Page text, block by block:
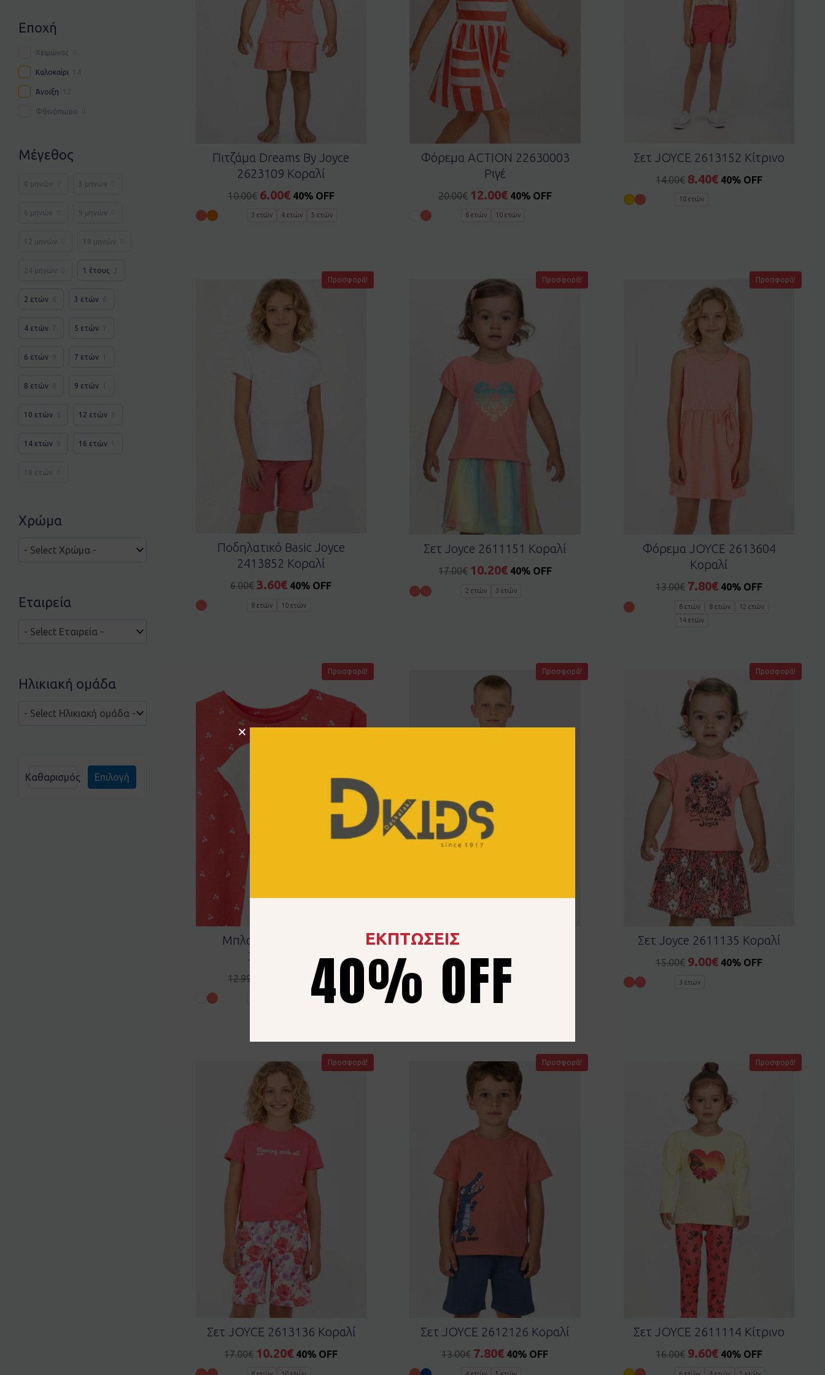
Εποχή
Χειμώνας
Καλοκαίρι
Άνοιξη
Φθινόπωρο
Μέγεθος
0 μηνών 3 μηνών
6 μηνών 9 μηνών
12 μηνών 18 μηνών
24 μηνών 1 έτους
2 ετών 3 ετών
4 ετών 5 ετών
6 ετών 7 ετών
8 ετών 9 ετών
10 ετών 12 ετών
14 ετών 16 ετών
18 ετών
Χρώμα
Εταιρεία
Ηλικιακή ομάδα
Επιλογή
Καθαρισμός
Πιτζάμα Dreams By Joyce
2623109 Κοραλί
10.00€ 6.00€ 40% OFF
3 ετών 4 ετών 5 ετών
Φόρεμα ACTION 22630003
Ριγέ
20.00€ 12.00€ 40% OFF
6 ετών 10 ετών
Σετ JOYCE 2613152 Κίτρινο
14.00€ 8.40€ 40% OFF
10 ετών
Προσφορά!
Ποδηλατικό Basic Joyce
2413852 Κοραλί
6.00€ 3.60€ 40% OFF
8 ετών 10 ετών
Προσφορά!
Σετ Joyce 2611151 Κοραλί
17.00€ 10.20€ 40% OFF
2 ετών 3 ετών
Προσφορά!
Φόρεμα JOYCE 2613604
Κοραλί
13.00€ 7.80€ 40% OFF
6 ετών 8 ετών
12 ετών
14 ετών
Προσφορά!
Μπλούζες 2τεμ ZIPPY
3107852703
12.99 40% OFF
Προσφορά!
Σετ JOYCE 2614156 Κοραλί
15.00 9.00€
6 ετών 10 ετών
Προσφορά!
Σετ Joyce 2611135 Κοραλί
15.00€ 9.00€ 40% OFF
3 ετών
Προσφορά!
Σετ JOYCE 2613136 Κοραλί
17.00€ 10.20€ 40% OFF
8 ετών 10 ετών
Προσφορά!
Σετ JOYCE 2612126 Κοραλί
13.00€ 7.80€ 40% OFF
4 ετών 5 ετών
Προσφορά!
Σετ JOYCE 2611114 Κίτρινο
16.00€ 9.60€ 40% OFF
6 ετών 4 ετών 2 ετών
ΕΚΠΤΩΣΕΙΣ
40% OFF